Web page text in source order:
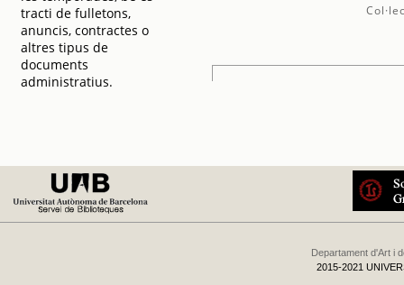
tracti de fulletons,
anuncis, contractes o
altres tipus de
documents
administratius.
Departament d'Art i
2015-2021